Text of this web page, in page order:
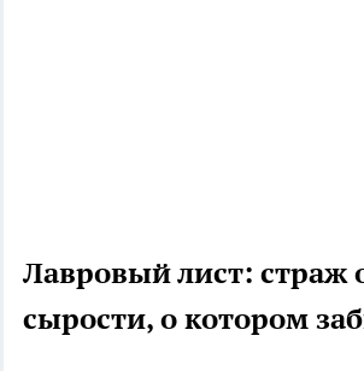
Лавровый лист: страж
сырости, о котором